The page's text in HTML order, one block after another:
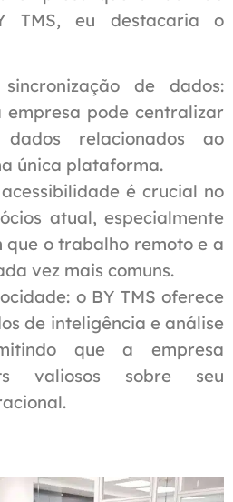
TMS, eu destacaria o
de dados:
empresa pode centralizar
relacionados ao
única plataforma.
é crucial no
atual, especialmente
que o trabalho remoto e a
vez mais comuns.
o BY TMS oferece
de inteligência e análise
que a empresa
valiosos sobre seu